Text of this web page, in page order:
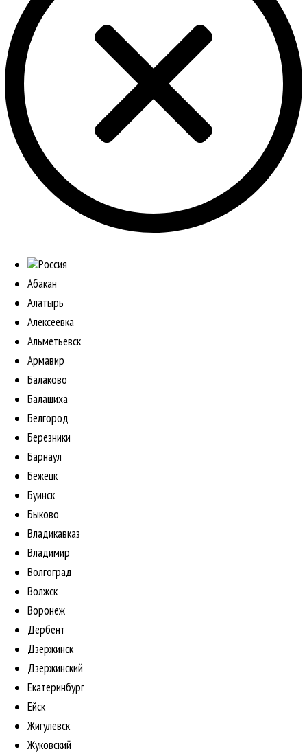
Россия
Абакан
Алатырь
Алексеевка
Альметьевск
Армавир
Балаково
Балашиха
Белгород
Березники
Барнаул
Бежецк
Буинск
Быково
Владикавказ
Владимир
Волгоград
Волжск
Воронеж
Дербент
Дзержинск
Дзержинский
Екатеринбург
Ейск
Жигулевск
Жуковский